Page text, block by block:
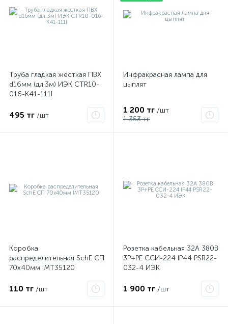
Труба гладкая жесткая ПВХ
d16мм (дл.3м) ИЭК CTR10-
016-K41-111I
495 тг /шт
Инфракрасная лампа для
цыплят
1 200 тг /шт
1 353 тг
Коробка
распределительная SchE СП
70х40мм IMT35120
110 тг /шт
Розетка кабельная 32А 380В
3P+PЕ ССИ-224 IP44 PSR22-
032-4 ИЭК
1 900 тг /шт